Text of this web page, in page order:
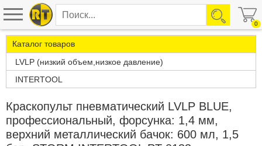
0
Каталог товаров
LVLP (низкий объем,низкое давление)
INTERTOOL
Краскопульт пневматический LVLP BLUE,
профессиональный, форсунка: 1,4 мм,
верхний металлический бачок: 600 мл, 1,5